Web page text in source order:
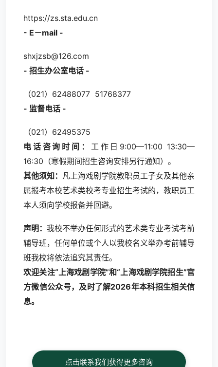
https://zs.sta.edu.cn
- E－mail -
shxjzsb@126.com
- 招生办公室电话 -
（021）62488077 51768377
- 监督电话 -
（021）62495375
电话咨询时间： 工作日9:00—11:00 13:30—
16:30（寒假期间招生咨询安排另行通知）。
其他须知： 凡上海戏剧学院教职员工子女及其他亲
属报考本校艺术类校考专业招生考试的，教职员工
本人须向学校报备并回避。
声明： 我校不举办任何形式的艺术类专业考试考前
辅导班，任何单位或个人以我校名义举办考前辅导
班我校将依法追究其责任。
欢迎关注“上海戏剧学院”和“上海戏剧学院招生”官
方微信公众号，及时了解2026年本科招生相关信
息。
点击联系我们获得更多咨询